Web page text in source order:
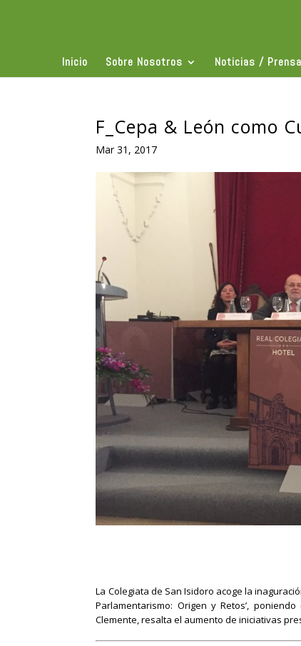
Inicio Sobre Nosotros Noticias / Prensa
F_Cepa & León como
Mar 31, 2017
La Colegiata de San Isidoro acoge la
Parlamentarismo: Origen y Retos’,
Clemente, resalta el aumento de iniciativas